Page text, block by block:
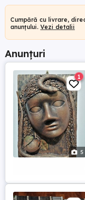
Cumpără cu livrare,
anunțului. Vezi detalii
Anunțuri
5
1